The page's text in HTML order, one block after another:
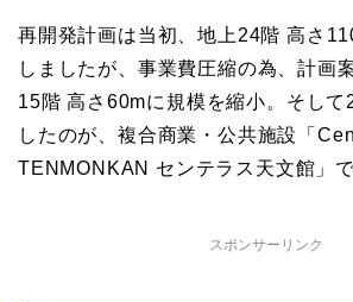
再開発計画は当初、地上24階 高さ
しましたが、事業費圧縮の為、計画
15階 高さ60mに規模を縮小。そして
したのが、複合商業・公共施設「
TENMONKAN センテラス天文館」で
スポンサーリンク